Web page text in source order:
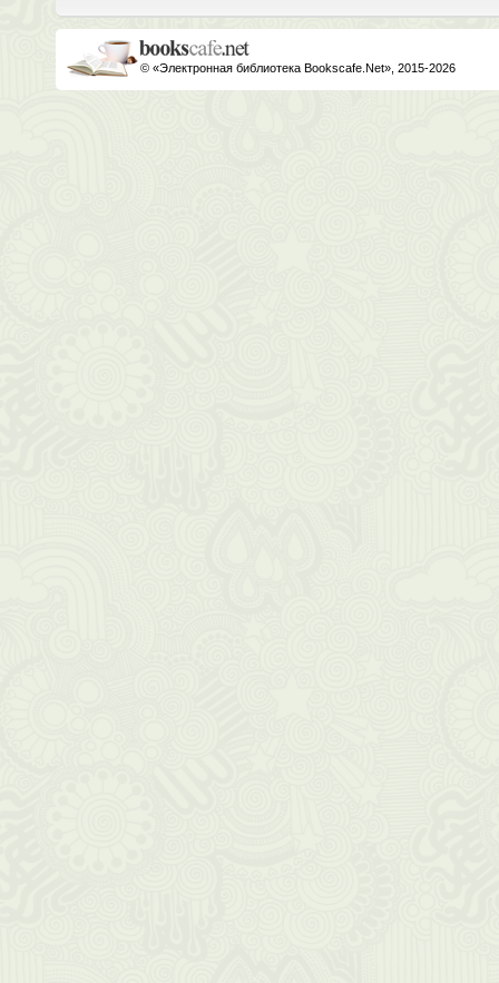
© «Электронная библиотека Bookscafe.Net», 2015-2026